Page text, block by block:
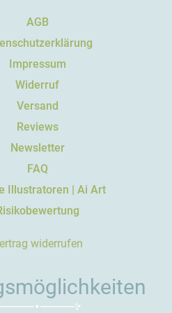
AGB
Impressum
Widerruf
Versand
Reviews
Newsletter
FAQ
Illustratoren | Ai Art
widerrufen